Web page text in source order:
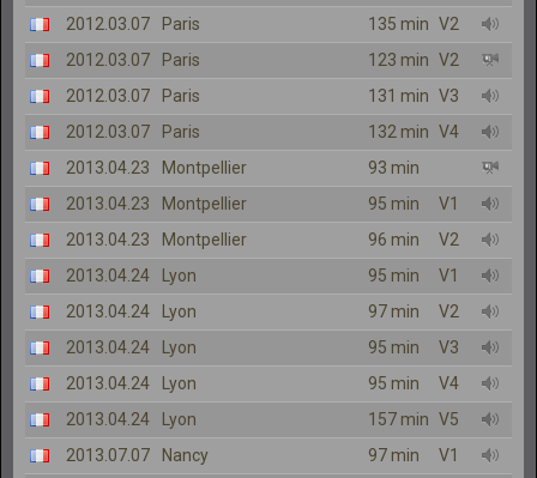
2012.03.07
Paris 135 min V2
2012.03.07
Paris 123 min V2
2012.03.07
Paris 131 min V3
2012.03.07
Paris 132 min V4
2013.04.23
Montpellier
93 min
2013.04.23
Montpellier 95 min
V1
2013.04.23
Montpellier 96 min
V2
2013.04.24
Lyon 95 min
V1
2013.04.24
Lyon 97 min
V2
2013.04.24
Lyon 95 min
V3
2013.04.24
Lyon 95 min
V4
2013.04.24
Lyon 157 min V5
2013.07.07
Nancy 97 min
V1